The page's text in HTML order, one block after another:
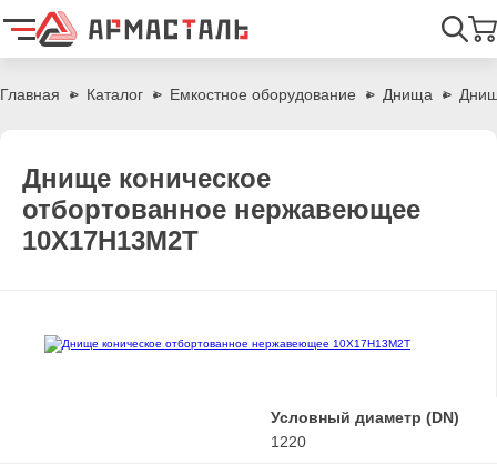
Главная
Каталог Емкостное оборудование Днища
Днище коническое
отбортованное нержавеющее
10Х17Н13М2Т
Условный диаметр (DN)
1220